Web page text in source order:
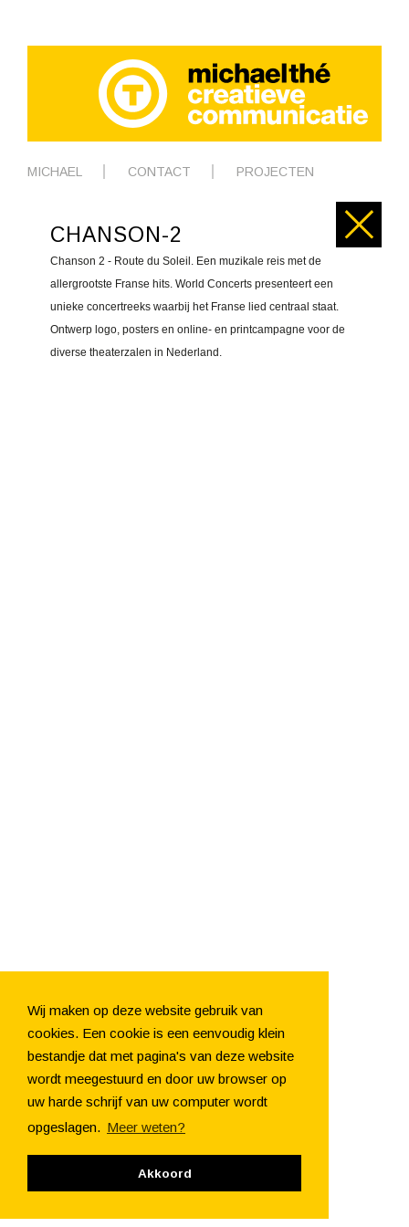
Wij maken op deze website gebruik van
cookies. Een cookie is een eenvoudig klein
bestandje dat met pagina's van deze website
wordt meegestuurd en door uw browser op
uw harde schrijf van uw computer wordt
opgeslagen. Meer weten?
Akkoord
MICHAEL CONTACT PROJECTEN
CHANSON-2
Chanson 2 - Route du Soleil. Een muzikale reis met de
allergrootste Franse hits. World Concerts presenteert een
unieke concertreeks waarbij het Franse lied centraal staat.
Ontwerp logo, posters en online- en printcampagne voor de
diverse theaterzalen in Nederland.